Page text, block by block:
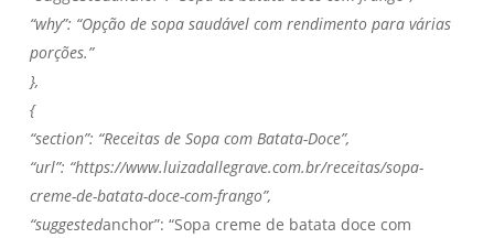
“why”: “Opção de sopa saudável com rendimento para várias
porções.”
},
{
“section”: “Receitas de Sopa com Batata-Doce”,
“url”: “https://www.luizadallegrave.com.br/receitas/sopa-
creme-de-batata-doce-com-frango”,
“suggestedanchor”: “Sopa creme de batata doce com